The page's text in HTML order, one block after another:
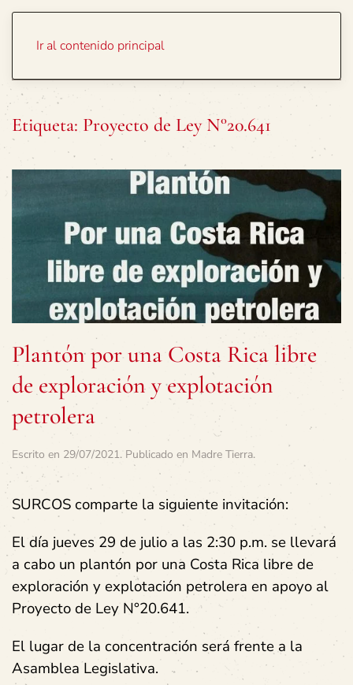
Ir al contenido principal
Etiqueta: Proyecto de Ley N°20.641
Plantón por una Costa Rica libre
de exploración y explotación
petrolera
Escrito en 29/07/2021. Publicado en Madre Tierra.
SURCOS comparte la siguiente invitación:
El día jueves 29 de julio a las 2:30 p.m. se llevará
a cabo un plantón por una Costa Rica libre de
exploración y explotación petrolera en apoyo al
Proyecto de Ley N°20.641.
El lugar de la concentración será frente a la
Asamblea Legislativa.